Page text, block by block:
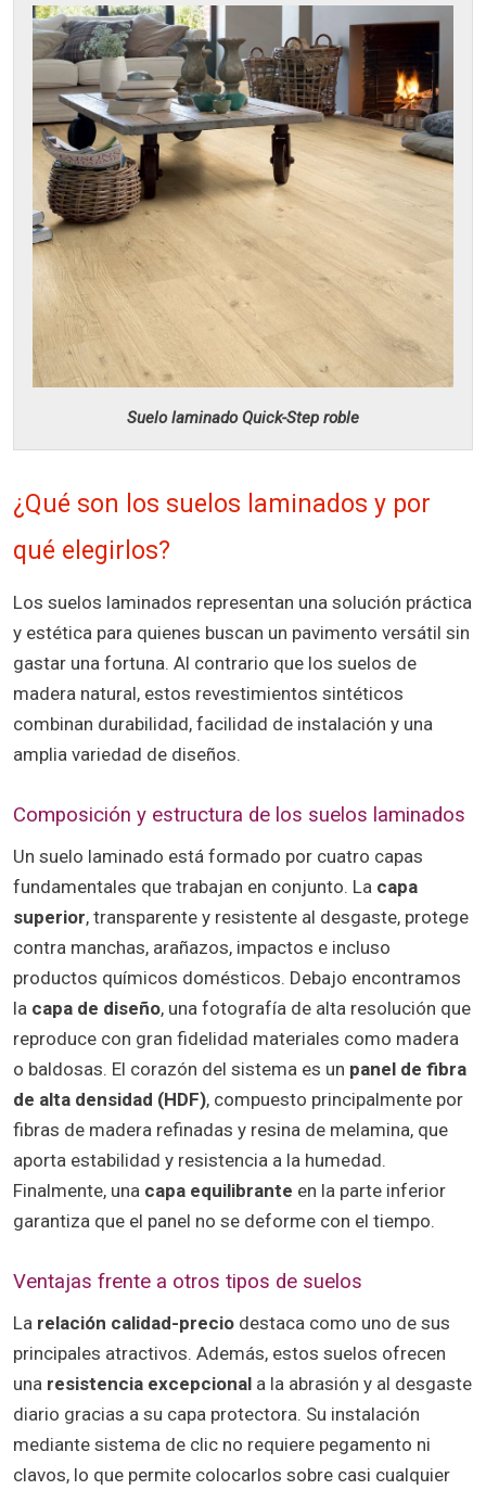
Suelo laminado Quick-Step roble
¿Qué son los suelos laminados y por
qué elegirlos?
Los suelos laminados representan una solución práctica
y estética para quienes buscan un pavimento versátil sin
gastar una fortuna. Al contrario que los suelos de
madera natural, estos revestimientos sintéticos
combinan durabilidad, facilidad de instalación y una
amplia variedad de diseños.
Composición y estructura de los suelos laminados
Un suelo laminado está formado por cuatro capas
fundamentales que trabajan en conjunto. La capa
superior, transparente y resistente al desgaste, protege
contra manchas, arañazos, impactos e incluso
productos químicos domésticos. Debajo encontramos
la capa de diseño, una fotografía de alta resolución que
reproduce con gran fidelidad materiales como madera
o baldosas. El corazón del sistema es un panel de fibra
de alta densidad (HDF), compuesto principalmente por
fibras de madera refinadas y resina de melamina, que
aporta estabilidad y resistencia a la humedad.
Finalmente, una capa equilibrante en la parte inferior
garantiza que el panel no se deforme con el tiempo.
Ventajas frente a otros tipos de suelos
La relación calidad-precio destaca como uno de sus
principales atractivos. Además, estos suelos ofrecen
una resistencia excepcional a la abrasión y al desgaste
diario gracias a su capa protectora. Su instalación
mediante sistema de clic no requiere pegamento ni
clavos, lo que permite colocarlos sobre casi cualquier